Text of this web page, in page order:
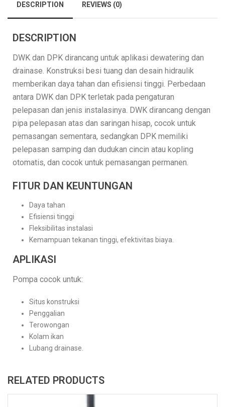
DESCRIPTION REVIEWS (0)
DESCRIPTION
DWK dan DPK dirancang untuk aplikasi dewatering dan
drainase. Konstruksi besi tuang dan desain hidraulik
memberikan daya tahan dan efisiensi tinggi. Perbedaan
antara DWK dan DPK terletak pada pengaturan
pelepasan dan jenis instalasinya. DWK dirancang dengan
pipa pelepasan atas dan saringan hisap, cocok untuk
pemasangan sementara, sedangkan DPK memiliki
pelepasan samping dan dudukan cincin atau kopling
otomatis, dan cocok untuk pemasangan permanen.
FITUR DAN KEUNTUNGAN
Daya tahan
Efisiensi tinggi
Fleksibilitas instalasi
Kemampuan tekanan tinggi, efektivitas biaya.
APLIKASI
Pompa cocok untuk:
Situs konstruksi
Penggalian
Terowongan
Kolam ikan
Lubang drainase.
RELATED PRODUCTS